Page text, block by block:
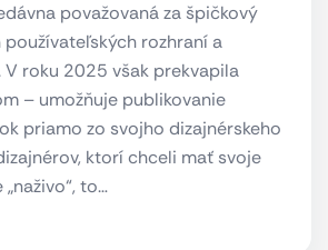
považovaná za špičkový
rozhraní a
roku 2025 však prekvapila
– umožňuje publikovanie
priamo zo svojho dizajnérskeho
ktorí chceli mať svoje
to…